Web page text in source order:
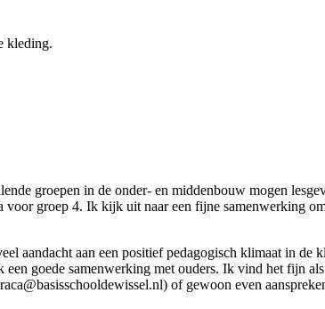
kleding.
groepen in de onder- en middenbouw mogen
groep 4. Ik kijk uit naar een fijne samenwerking
aandacht aan een positief pedagogisch klimaat in de
goede samenwerking met ouders. Ik vind het fijn
of gewoon even